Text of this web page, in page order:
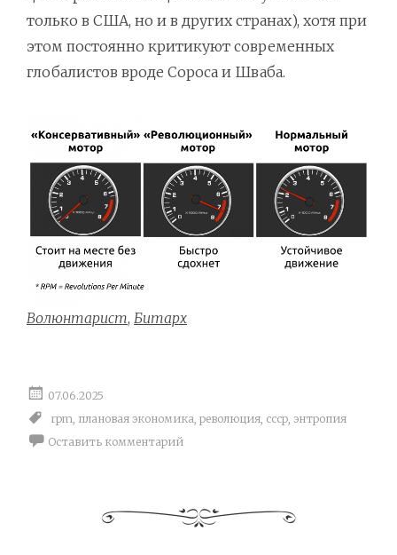
только в США, но и в других странах), хотя при
этом постоянно критикуют современных
глобалистов вроде Сороса и Шваба.
Волюнтарист, Битарх
07.06.2025
rpm, плановая экономика, революция, ссср, энтропия
Оставить комментарий